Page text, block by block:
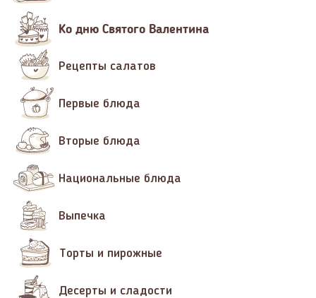
Ко дню Святого Валентина
Рецепты салатов
Первые блюда
Вторые блюда
Национальные блюда
Выпечка
Торты и пирожные
Десерты и сладости